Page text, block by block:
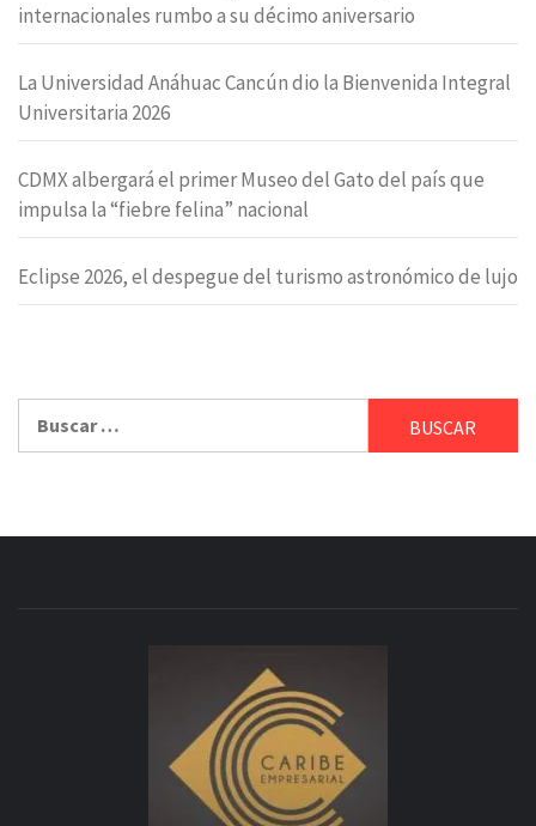
internacionales rumbo a su décimo aniversario
La Universidad Anáhuac Cancún dio la Bienvenida Integral
Universitaria 2026
CDMX albergará el primer Museo del Gato del país que
impulsa la “fiebre felina” nacional
Eclipse 2026, el despegue del turismo astronómico de lujo